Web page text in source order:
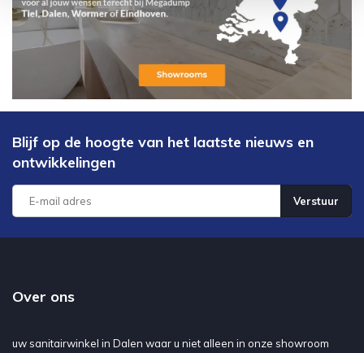
Blijf op de hoogte van het laatste nieuws en
ontwikkelingen
Verstuur
Over ons
uw sanitairwinkel in Dalen waar u niet alleen in onze showroom